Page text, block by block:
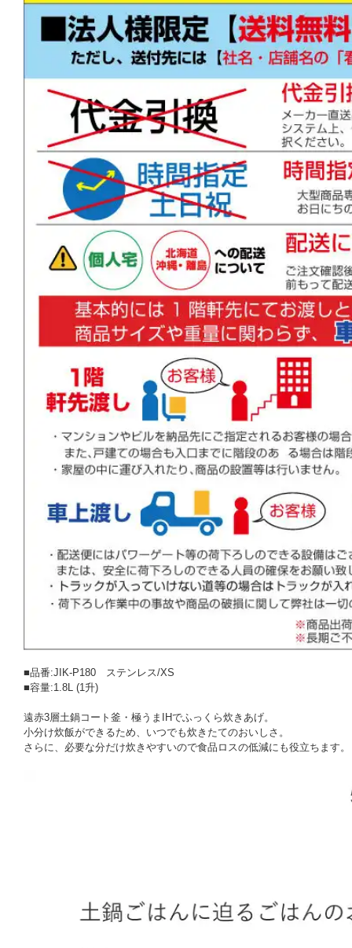
■品番:JIK-P180 ステンレス/XS
■容量:1.8L (1升)
遠赤3層土鍋コート釜・極うまIHでふっくら炊きあげ。
小分け炊飯ができるため、いつでも炊きたてのおいしさ。
さらに、必要な分だけ炊きやすいので食品ロスの低減にも役立ちます。